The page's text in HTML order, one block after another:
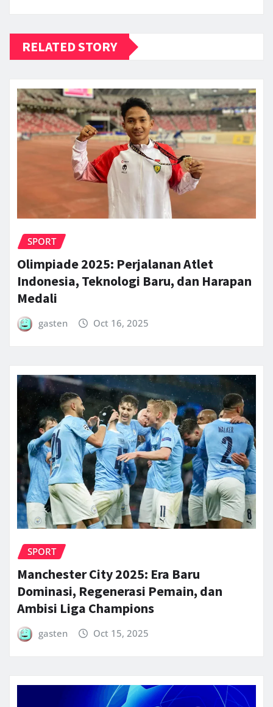
RELATED STORY
SPORT
Olimpiade 2025: Perjalanan Atlet
Indonesia, Teknologi Baru, dan Harapan
Medali
gasten Oct 16, 2025
SPORT
Manchester City 2025: Era Baru
Dominasi, Regenerasi Pemain, dan
Ambisi Liga Champions
gasten Oct 15, 2025